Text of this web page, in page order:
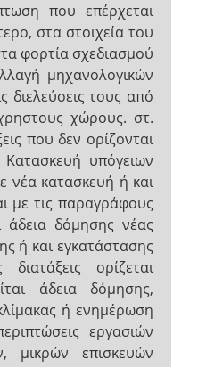
που επέρχεται
στα στοιχεία του
φορτία σχεδιασμού
μηχανολογικών
διελεύσεις τους από
χώρους. στ.
που δεν ορίζονται
υπόγειων
νέα κατασκευή ή και
με τις παραγράφους
άδεια δόμησης νέας
ή και εγκατάστασης
ορίζεται
άδεια δόμησης,
ή ενημέρωση
εργασιών
μικρών επισκευών